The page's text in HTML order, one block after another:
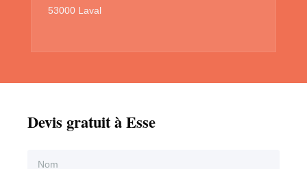
53000 Laval
Devis gratuit à Esse